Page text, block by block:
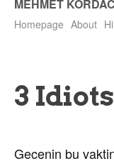
MEHMET
Homepage About
3 Idiots
Gecenin bu